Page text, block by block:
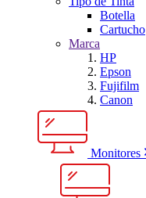
Botella
Cartucho
Marca
HP
Epson
Fujifilm
Canon
Monitores